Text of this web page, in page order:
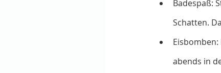
Badespaß:
Schatten.
abends in